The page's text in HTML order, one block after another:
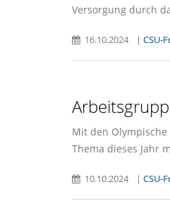
Versorgung durch
16.10.2024 | CSU-
Mit den
Thema dieses Jahr
10.10.2024 | CSU-